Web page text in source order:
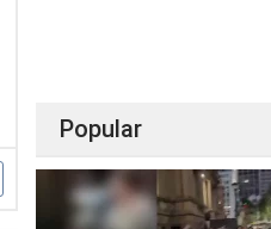
Popular